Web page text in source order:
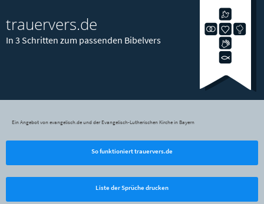
trauervers.de
In 3 Schritten zum passenden Bibelvers
Ein Angebot von evangelisch.de und der Evangelisch-Lutherischen Kirche in Bayern
So funktioniert trauervers.de
Liste der Sprüche drucken